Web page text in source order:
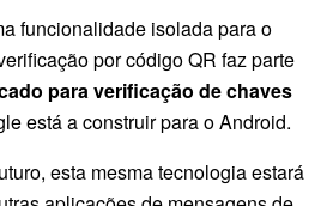
funcionalidade isolada para o
por código QR faz parte
para verificação de chaves
está a construir para o Android.
esta mesma tecnologia estará